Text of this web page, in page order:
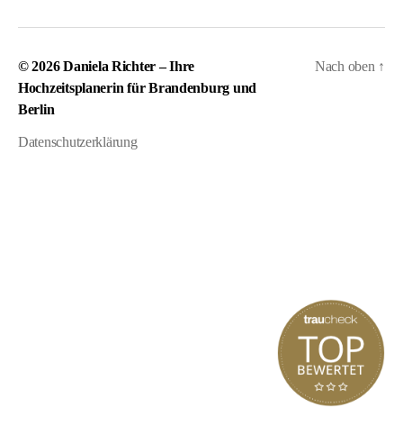
© 2026Daniela Richter – Ihre
Hochzeitsplanerin für Brandenburg und
Berlin
Datenschutzerklärung
Nach oben ↑